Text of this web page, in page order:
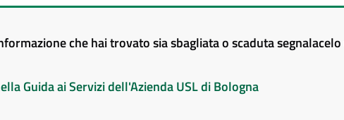
che hai trovato sia sbagliata o scaduta segnalacelo
Guida ai Servizi dell'Azienda USL di Bologna